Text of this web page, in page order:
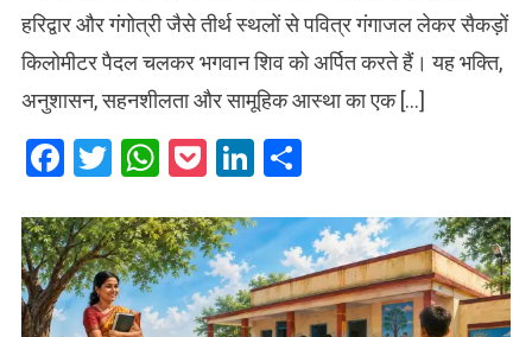
हरिद्वार और गंगोत्री जैसे तीर्थ स्थलों से पवित्र गंगाजल लेकर सैकड़ों
किलोमीटर पैदल चलकर भगवान शिव को अर्पित करते हैं। यह भक्ति,
अनुशासन, सहनशीलता और सामूहिक आस्था का एक […]
Facebook
Twitter
WhatsApp
PocketLinkedIn